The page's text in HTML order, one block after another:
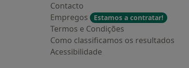
Contacto
Empregos
Estamos a contratar!
Termos e Condições
Como classificamos os resultados
Acessibilidade